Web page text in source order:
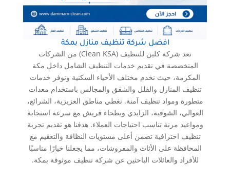
افضل شركة تنظيف منازل بمكة
تعد شركة كلين للتنظيف (Clean KSA) من الشركات
المتخصصة في تقديم خدمات التنظيف الشامل داخل مكة
المكرمة، حيث نخدم مختلف الأحياء السكنية ونوفر خدمات
تنظيف المنازل والفلل والشقق والمجالس باستخدام معدات
متطورة ومواد تنظيف آمنة. نغطي مناطق العزيزية، الشرائع،
العوالي، الشوقية، الزايدي وبطحاء قريش مع سرعة استجابة
ومواعيد مرنة تناسب احتياجات العملاء. هدفنا هو تقديم تجربة
تنظيف احترافية تضمن أعلى مستويات النظافة والتعقيم مع
المحافظة على الأثاث والمفروشات، مما يجعلنا خيارًا مناسبًا
للأفراد والعائلات الباحثين عن شركة تنظيف موثوقة بمكة.